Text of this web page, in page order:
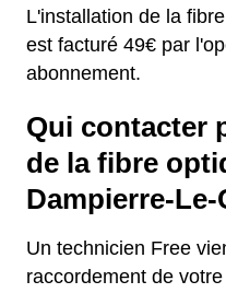
L'installation de la
est facturé 49€ par
abonnement.
Qui contacter
de la fibre
Dampierre-Le-
Un technicien Free
raccordement de